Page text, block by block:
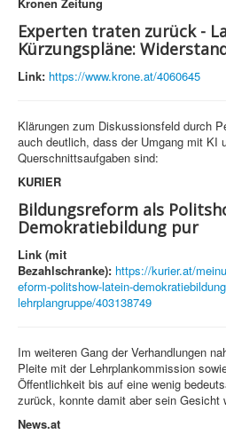
Kronen Zeitung
Experten traten zurück -
Kürzungspläne:
Link: https://www.krone.at/4060645
Klärungen zum Diskussionsfeld durch
auch deutlich, dass der Umgang mit KI
Querschnittsaufgaben sind:
KURIER
Bildungsreform als
Demokratiebildung pur
Link (mit
Bezahlschranke): https://kurier.at/
eform-politshow-latein-
lehrplangruppe/403138749
Im weiteren Gang der Verhandlungen
Pleite mit der Lehrplankommission
Öffentlichkeit bis auf eine wenig
zurück, konnte damit aber sein Gesicht
News.at